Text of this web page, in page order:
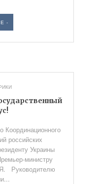
-
российских
Украины
министру
Руководителю